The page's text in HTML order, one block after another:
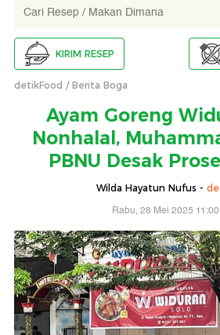
KIRIM RESEP
detikFood Berita Boga
Ayam Goreng
Nonhalal,
PBNU Desak
Wilda Hayatun Nufus -
Rabu, 28 Mei 2025